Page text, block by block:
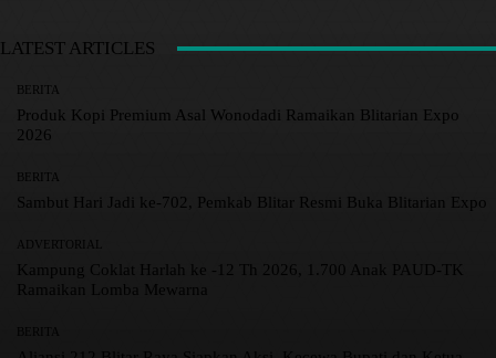
LATEST ARTICLES
BERITA
Produk Kopi Premium Asal Wonodadi Ramaikan Blitarian Expo
2026
BERITA
Sambut Hari Jadi ke-702, Pemkab Blitar Resmi Buka Blitarian Expo
ADVERTORIAL
Kampung Coklat Harlah ke -12 Th 2026, 1.700 Anak PAUD-TK
Ramaikan Lomba Mewarna